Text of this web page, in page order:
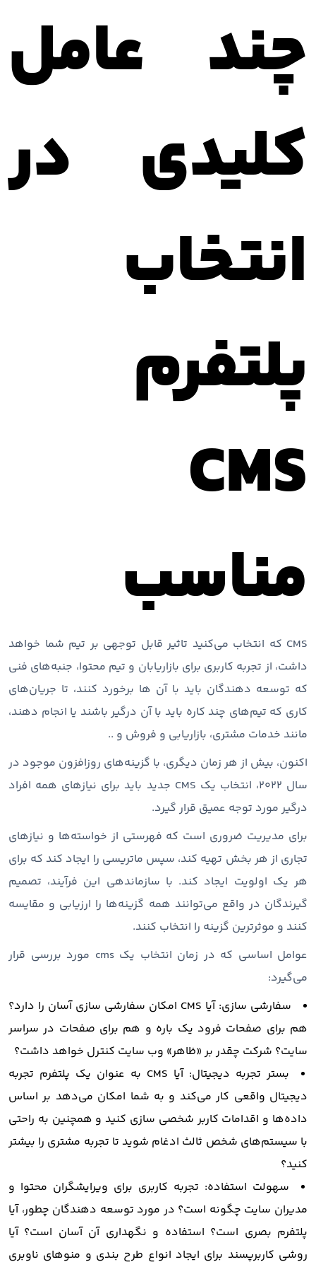
چند عامل
کلیدی در
انتخاب
پلتفرم
CMS
مناسب
CMS که انتخاب می‌کنید تاثیر قابل ‌توجهی بر تیم شما خواهد
داشت، از تجربه کاربری برای بازاریابان و تیم محتوا، جنبه‌های فنی
که توسعه‌ دهندگان باید با آن‌ ها برخورد کنند، تا جریان‌های
کاری که تیم‌های چند کاره باید با آن درگیر باشند یا انجام دهند،
مانند خدمات مشتری، بازاریابی و فروش و ..
اکنون، بیش از هر زمان دیگری، با گزینه‌های روزافزون موجود در
سال 2022، انتخاب یک CMS جدید باید برای نیازهای همه افراد
درگیر مورد توجه عمیق قرار گیرد.
برای مدیریت ضروری است که فهرستی از خواسته‌ها و نیازهای
تجاری از هر بخش تهیه کند، سپس ماتریسی را ایجاد کند که برای
هر یک اولویت ایجاد کند. با سازماندهی این فرآیند، تصمیم
گیرندگان در واقع می‌توانند همه گزینه‌ها را ارزیابی و مقایسه
کنند و موثرترین گزینه را انتخاب کنند.
عوامل اساسی که در زمان انتخاب یک cms مورد بررسی قرار
می‌گیرد:
سفارشی سازی: آیا CMS امکان سفارشی سازی آسان را دارد؟
هم برای صفحات فرود یک باره و هم برای صفحات در سراسر
سایت؟ شرکت چقدر بر «ظاهر» وب سایت کنترل خواهد داشت؟
بستر تجربه دیجیتال: آیا CMS به عنوان یک پلتفرم تجربه
دیجیتال واقعی کار می‌کند و به شما امکان می‌دهد بر اساس
داده‌ها و اقدامات کاربر شخصی سازی کنید و همچنین به راحتی
با سیستم‌های شخص ثالث ادغام شوید تا تجربه مشتری را بیشتر
کنید؟
سهولت استفاده: تجربه کاربری برای ویرایشگران محتوا و
مدیران سایت چگونه است؟ در مورد توسعه دهندگان چطور، آیا
پلتفرم بصری است؟ استفاده و نگهداری آن آسان است؟ آیا
روشی کاربرپسند برای ایجاد انواع طرح بندی و منوهای ناوبری